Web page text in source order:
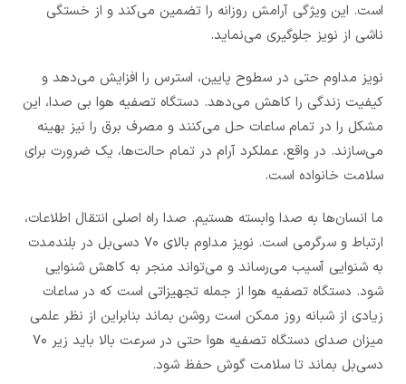
است. این ویژگی آرامش روزانه را تضمین می‌کند و از خستگی
ناشی از نویز جلوگیری می‌نماید.
نویز مداوم حتی در سطوح پایین، استرس را افزایش می‌دهد و
کیفیت زندگی را کاهش می‌دهد. دستگاه تصفیه هوا بی صدا، این
مشکل را در تمام ساعات حل می‌کنند و مصرف برق را نیز بهینه
می‌سازند. در واقع، عملکرد آرام در تمام حالت‌ها، یک ضرورت برای
سلامت خانواده است.
ما انسان‌ها به صدا وابسته هستیم. صدا راه اصلی انتقال اطلاعات،
ارتباط و سرگرمی است. نویز مداوم بالای ۷۰ دسی‌بل در بلندمدت
به شنوایی آسیب می‌رساند و می‌تواند منجر به کاهش شنوایی
شود. دستگاه تصفیه هوا از جمله تجهیزاتی است که در ساعات
زیادی از شبانه روز ممکن است روشن بماند بنابراین از نظر علمی
میزان صدای دستگاه تصفیه هوا حتی در سرعت بالا باید زیر ۷۰
دسی‌بل بماند تا سلامت گوش حفظ شود.